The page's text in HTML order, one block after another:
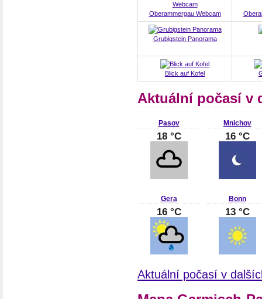
Oberammergau Webcam
Grubigstein Panorama
Blick auf Kofel
Aktuální počasí v
Pasov
18 °C
Mnichov
16 °C
Gera
16 °C
Bonn
13 °C
Aktuální počasí v